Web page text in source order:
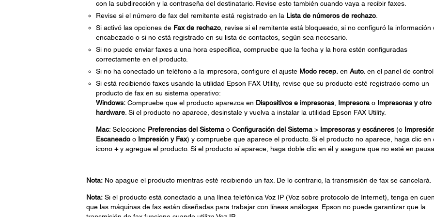
con la subdirección y la contraseña del destinatario. Revise esto también cuando vaya a recibir faxes.
Revise si el número de fax del remitente está registrado en la Lista de números de rechazo.
Si activó las opciones de Fax de rechazo, revise si el remitente está bloqueado, si no configuró la información
encabezado o si no está registrado en su lista de contactos, según sea necesario.
Si no puede enviar faxes a una hora específica, compruebe que la fecha y la hora estén configuradas
correctamente en el producto.
Si no ha conectado un teléfono a la impresora, configure el ajuste Modo recep.en Auto.en el panel de control.
Si está recibiendo faxes usando la utilidad Epson FAX Utility, revise que su producto esté registrado como un
producto de fax en su sistema operativo:
Windows:Compruebe que el producto aparezca en Dispositivos e impresoras, Impresorao Impresoras y otro
hardware. Si el producto no aparece, desinstale y vuelva a instalar la utilidad Epson FAX Utility.
Mac: Seleccione Preferencias del Sistemao Configuración del Sistema> Impresoras y escáneres(o
Escaneadoo Impresión y Fax) y compruebe que aparece el producto. Si el producto no aparece, haga clic en
icono +y agregue el producto. Si el producto sí aparece, haga doble clic en él y asegure que no esté en pausa.
Nota:No apague el producto mientras esté recibiendo un fax. De lo contrario, la transmisión de fax se cancelará.
Nota:Si el producto está conectado a una línea telefónica Voz IP (Voz sobre protocolo de Internet), tenga en
que las máquinas de fax están diseñadas para trabajar con líneas análogas. Epson no puede garantizar que la